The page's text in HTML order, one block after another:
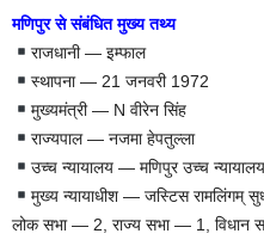
मणिपुर से संबंधित मुख्य तथ्य
राजधानी — इम्फाल
स्थापना — 21 जनवरी 1972
मुख्यमंत्री — N वीरेन सिंह
राज्यपाल — नजमा हेपतुल्ला
उच्च न्यायालय — मणिपुर उच्च न्यायालय
मुख्य न्यायाधीश — जस्टिस रामलिंगम्
लोक सभा — 2, राज्य सभा — 1, विधान